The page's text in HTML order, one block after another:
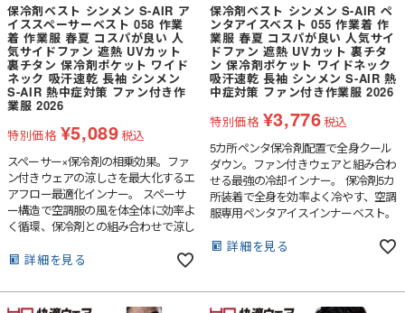
保冷剤ベスト シンメン S-AIR ア
イススペーサーベスト 058 作業
着 作業服 春夏 コスパが良い 人
気サイドファン 遮熱 UVカット
裏チタン 保冷剤ポケット ワイド
ネック 吸汗速乾 長袖 シンメン
S-AIR 熱中症対策 ファン付き作
業服 2026
特別価格 ¥5,089税込
スペーサー×保冷剤の相乗効果。ファ
ン付きウェアの涼しさを最大化するエ
アフロー最適化インナー。 スペーサ
ー構造で空調服の風を体全体に効率よ
く循環、保冷剤との組み合わせで涼し
詳細を見る
保冷剤ベスト シンメン S-AIR ペ
ンタアイスベスト 055 作業着 作
業服 春夏 コスパが良い 人気サイ
ドファン 遮熱 UVカット 裏チタ
ン 保冷剤ポケット ワイドネック
吸汗速乾 長袖 シンメン S-AIR 熱
中症対策 ファン付き作業服 2026
特別価格 ¥3,776税込
5カ所ペンタ保冷剤配置で全身クール
ダウン。ファン付きウェアと組み合わ
せる最強の冷却インナー。 保冷剤5カ
所装着で全身を効率よく冷やす、空調
服専用ペンタアイスインナーベスト。
詳細を見る